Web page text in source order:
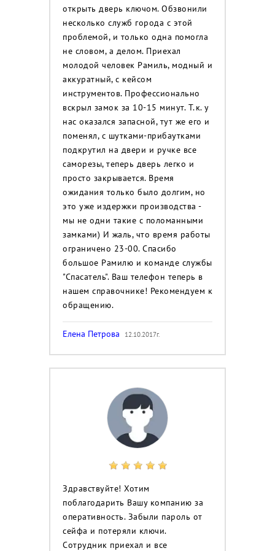
открыть дверь ключом. Обзвонили
несколько служб города с этой
проблемой, и только одна помогла
не словом, а делом. Приехал
молодой человек Рамиль, модный и
аккуратный, с кейсом
инструментов. Профессионально
вскрыл замок за 10-15 минут. Т.к. у
нас оказался запасной, тут же его и
поменял, с шутками-прибаутками
подкрутил на двери и ручке все
саморезы, теперь дверь легко и
просто закрывается. Время
ожидания только было долгим, но
это уже издержки производства -
мы не одни такие с поломанными
замками) И жаль, что время работы
ограничено 23-00. Спасибо
большое Рамилю и команде службы
"Спасатель". Ваш телефон теперь в
нашем справочнике! Рекомендуем к
обращению.
Елена Петрова 12.10.2017г.
Здравствуйте! Хотим
поблагодарить Вашу компанию за
оперативность. Забыли пароль от
сейфа и потеряли ключи.
Сотрудник приехал и все